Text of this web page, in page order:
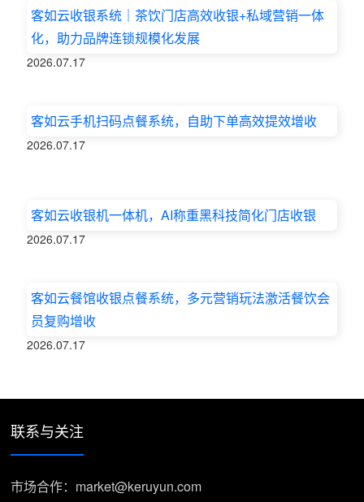
客如云收银系统｜茶饮门店高效收银+私域营销一体
化，助力品牌连锁规模化发展
2026.07.17
客如云手机扫码点餐系统，自助下单高效提效增收
2026.07.17
客如云收银机一体机，AI称重黑科技简化门店收银
2026.07.17
客如云餐馆收银点餐系统，多元营销玩法激活餐饮会
员复购增收
2026.07.17
联系与关注
市场合作：market@keruyun.com